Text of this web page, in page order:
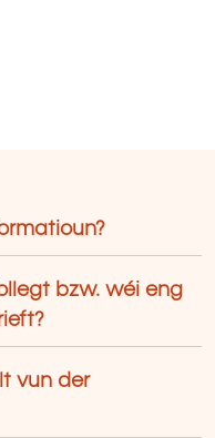
bzw. wéi eng
vun der